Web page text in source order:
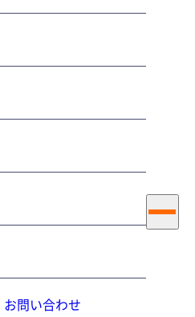
お問い合わせ
記事
開設
（月）